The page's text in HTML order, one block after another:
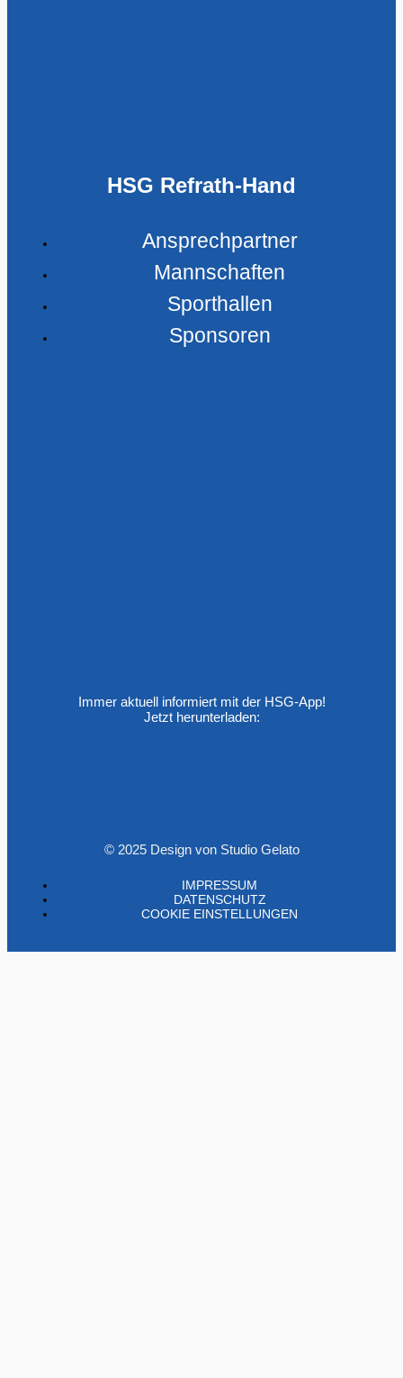
HSG Refrath-Hand
Ansprechpartner
Mannschaften
Sporthallen
Sponsoren
Immer aktuell informiert mit der HSG-App!
Jetzt herunterladen:
© 2025 Design von Studio Gelato
IMPRESSUM
DATENSCHUTZ
COOKIE EINSTELLUNGEN